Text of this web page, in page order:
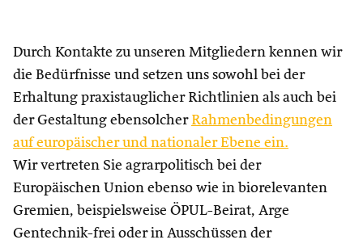
Durch Kontakte zu unseren Mitgliedern kennen wir
die Bedürfnisse und setzen uns sowohl bei der
Erhaltung praxistauglicher Richtlinien als auch bei
der Gestaltung ebensolcher Rahmenbedingungen
auf europäischer und nationaler Ebene ein.
Wir vertreten Sie agrarpolitisch bei der
Europäischen Union ebenso wie in biorelevanten
Gremien, beispielsweise ÖPUL-Beirat, Arge
Gentechnik-frei oder in Ausschüssen der